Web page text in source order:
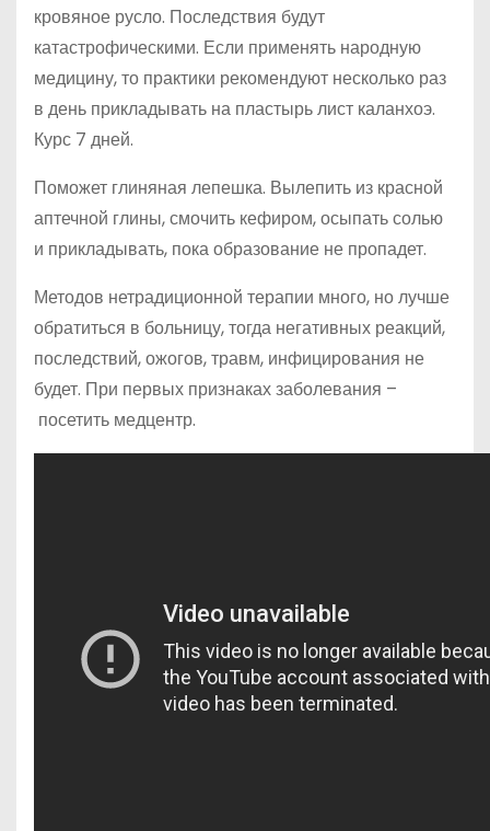
кровяное русло. Последствия будут
катастрофическими. Если применять народную
медицину, то практики рекомендуют несколько раз
в день прикладывать на пластырь лист каланхоэ.
Курс 7 дней.
Поможет глиняная лепешка. Вылепить из красной
аптечной глины, смочить кефиром, осыпать солью
и прикладывать, пока образование не пропадет.
Методов нетрадиционной терапии много, но лучше
обратиться в больницу, тогда негативных реакций,
последствий, ожогов, травм, инфицирования не
будет. При первых признаках заболевания –
посетить медцентр.